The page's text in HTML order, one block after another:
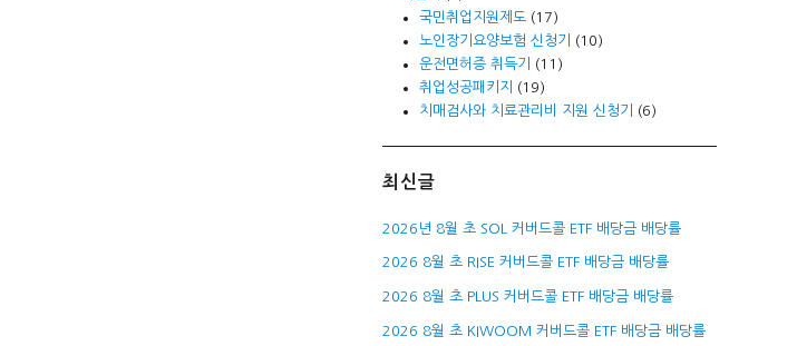
국민취업지원제도(17)
노인장기요양보험 신청기
(10)
운전면허증 취득기
(11)
취업성공패키지
(19)
치매검사와 치료관리비 지원 신청기
(6)
최신글
2026년 8월 초 SOL 커버드콜 ETF 배당금 배당률
2026 8월 초 RISE 커버드콜 ETF 배당금 배당률
2026 8월 초 PLUS 커버드콜 ETF 배당금 배당률
2026 8월 초 KIWOOM 커버드콜 ETF 배당금 배당률